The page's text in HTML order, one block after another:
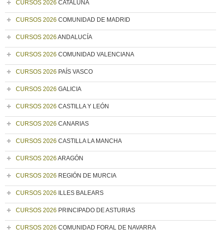
CURSOS 2026 CATALUÑA
CURSOS 2026 COMUNIDAD DE MADRID
CURSOS 2026 ANDALUCÍA
CURSOS 2026 COMUNIDAD VALENCIANA
CURSOS 2026 PAÍS VASCO
CURSOS 2026 GALICIA
CURSOS 2026 CASTILLA Y LEÓN
CURSOS 2026 CANARIAS
CURSOS 2026 CASTILLA LA MANCHA
CURSOS 2026 ARAGÓN
CURSOS 2026 REGIÓN DE MURCIA
CURSOS 2026 ILLES BALEARS
CURSOS 2026 PRINCIPADO DE ASTURIAS
CURSOS 2026 COMUNIDAD FORAL DE NAVARRA